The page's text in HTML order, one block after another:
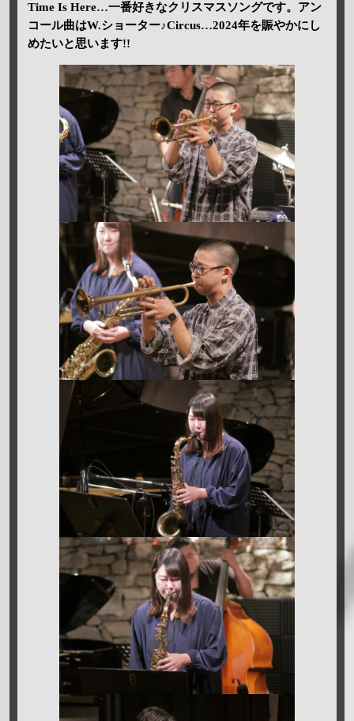
Time Is Here…一番好きなクリスマスソングです。アン
コール曲はW.ショーター♪Circus…2024年を賑やかにし
めたいと思います!!